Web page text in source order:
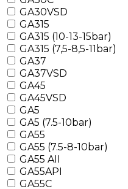
GA30VSD
GA315
GA315 (10-13-15bar)
GA315 (7,5-8,5-11bar)
GA37
GA37VSD
GA45
GA45VSD
GA5
GA5 (7.5-10bar)
GA55
GA55 (7.5-8-10bar)
GA55 AII
GA55API
GA55C